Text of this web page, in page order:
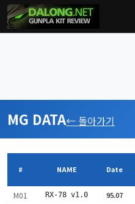
MG DATA← 돌아가기
# NAME Date
M01 RX-78 v1.0 95.07